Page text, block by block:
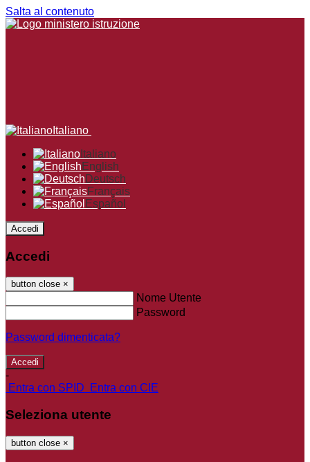
Salta al contenuto
Italiano
Italiano
English
Deutsch
Français
Español
Accedi
Accedi
button close ×
Nome Utente
Password
Password dimenticata?
-
Entra con SPID
Entra con CIE
Seleziona utente
button close ×